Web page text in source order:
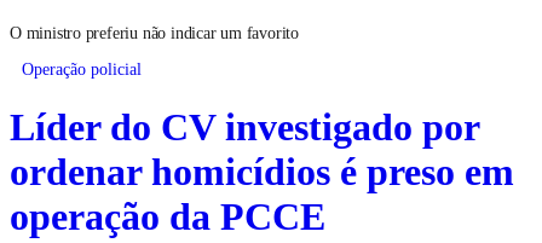
O ministro preferiu não indicar um favorito
Operação policial
Líder do CV investigado por
ordenar homicídios é preso em
operação da PCCE